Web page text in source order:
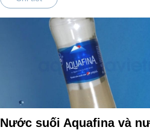
Nước suối Aquafina và